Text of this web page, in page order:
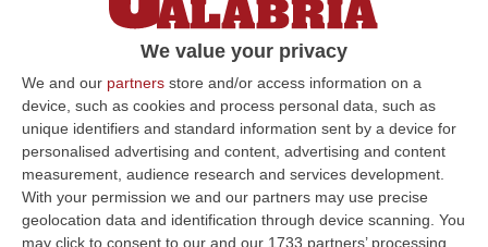
We value your privacy
We and our partners store and/or access information on a
device, such as cookies and process personal data, such as
unique identifiers and standard information sent by a device for
personalised advertising and content, advertising and content
measurement, audience research and services development.
With your permission we and our partners may use precise
geolocation data and identification through device scanning. You
may click to consent to our and our 1733 partners’ processing